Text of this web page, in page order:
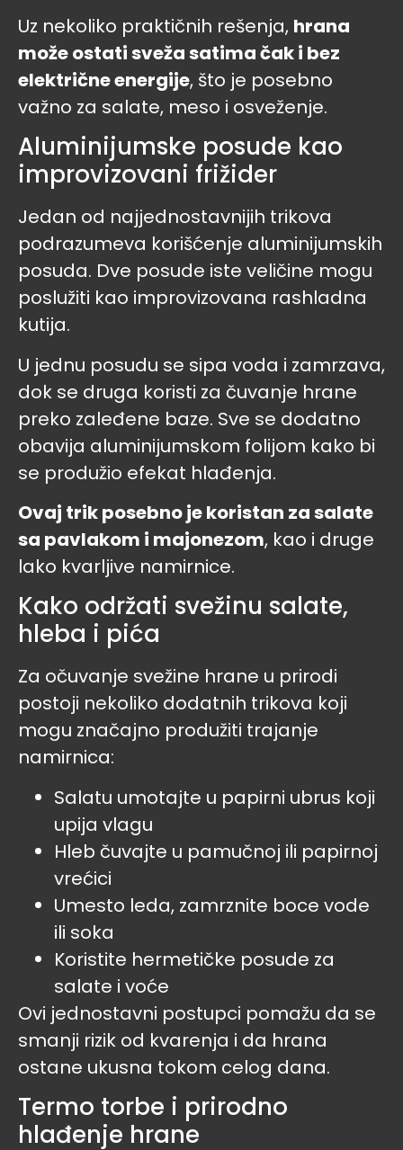
Uz nekoliko praktičnih rešenja, hrana
može ostati sveža satima čak i bez
električne energije, što je posebno
važno za salate, meso i osveženje.
Aluminijumske posude kao
improvizovani frižider
Jedan od najjednostavnijih trikova
podrazumeva korišćenje aluminijumskih
posuda. Dve posude iste veličine mogu
poslužiti kao improvizovana rashladna
kutija.
U jednu posudu se sipa voda i zamrzava,
dok se druga koristi za čuvanje hrane
preko zaleđene baze. Sve se dodatno
obavija aluminijumskom folijom kako bi
se produžio efekat hlađenja.
Ovaj trik posebno je koristan za salate
sa pavlakom i majonezom, kao i druge
lako kvarljive namirnice.
Kako održati svežinu salate,
hleba i pića
Za očuvanje svežine hrane u prirodi
postoji nekoliko dodatnih trikova koji
mogu značajno produžiti trajanje
namirnica:
Salatu umotajte u papirni ubrus koji
upija vlagu
Hleb čuvajte u pamučnoj ili papirnoj
vrećici
Umesto leda, zamrznite boce vode
ili soka
Koristite hermetičke posude za
salate i voće
Ovi jednostavni postupci pomažu da se
smanji rizik od kvarenja i da hrana
ostane ukusna tokom celog dana.
Termo torbe i prirodno
hlađenje hrane